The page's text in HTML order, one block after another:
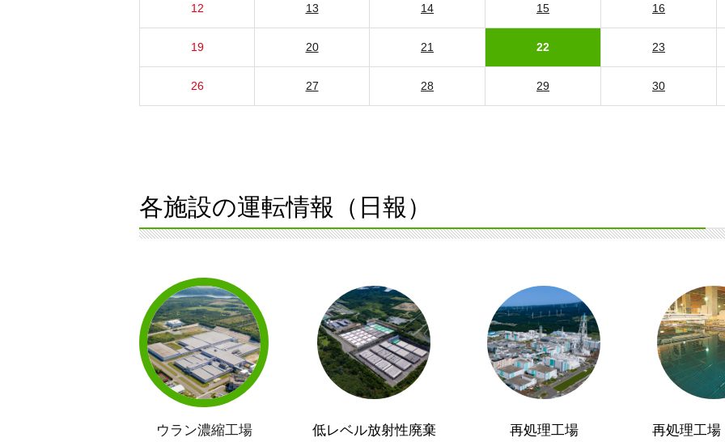
12 13 14 15 16
19 20 21 22 23
26 27 28 29 30
各施設の運転情報（日報）
ウラン濃縮工場 低レベル放射性廃棄 再処理工場 再処理工場